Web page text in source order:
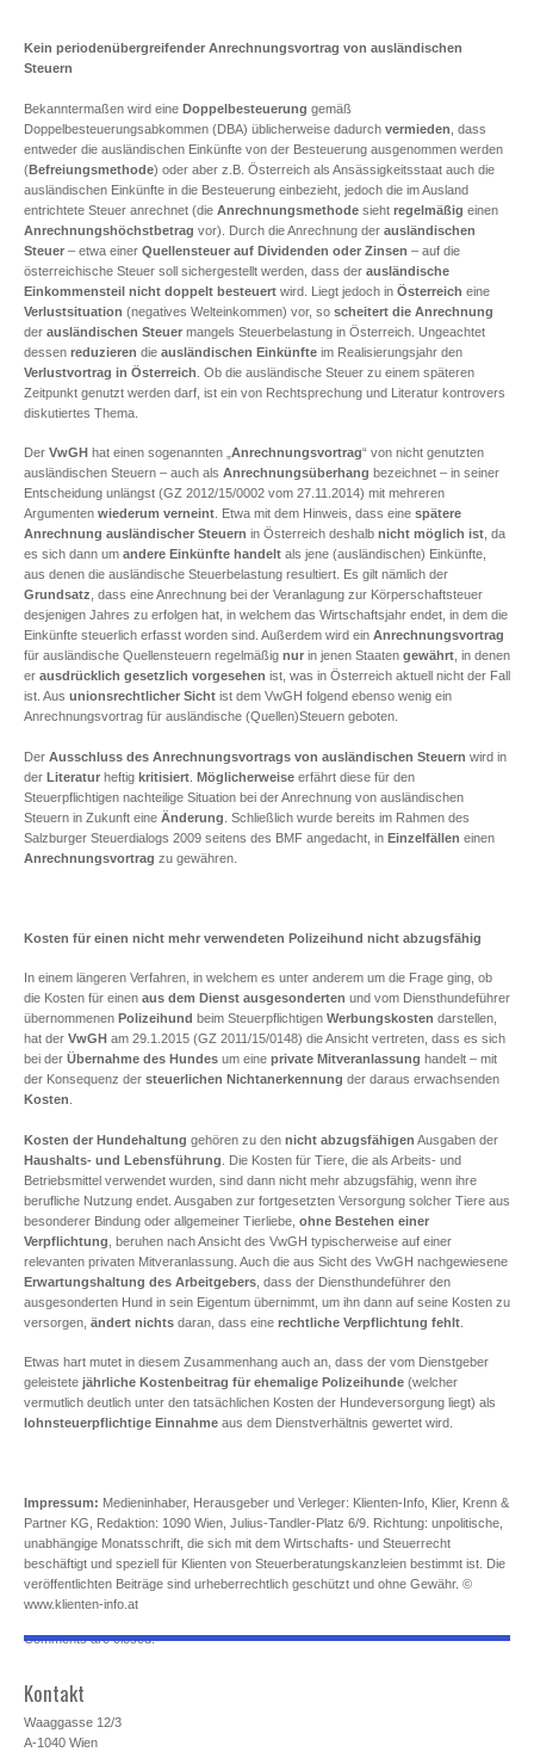
Kein periodenübergreifender Anrechnungsvortrag von ausländischen
Steuern
Bekanntermaßen wird eine Doppelbesteuerung gemäß
Doppelbesteuerungsabkommen (DBA) üblicherweise dadurch vermieden , dass
entweder die ausländischen Einkünfte von der Besteuerung ausgenommen werden
(Befreiungsmethode) oder aber z.B. Österreich als Ansässigkeitsstaat auch die
ausländischen Einkünfte in die Besteuerung einbezieht, jedoch die im Ausland
entrichtete Steuer anrechnet (die Anrechnungsmethode sieht regelmäßig einen
Anrechnungshöchstbetrag vor). Durch die Anrechnung der ausländischen
Steuer – etwa einer Quellensteuer auf Dividenden oder Zinsen – auf die
österreichische Steuer soll sichergestellt werden, dass der ausländische
Einkommensteil nicht doppelt besteuert wird. Liegt jedoch in Österreich eine
Verlustsituation (negatives Welteinkommen) vor, so scheitert die Anrechnung
der ausländischen Steuer mangels Steuerbelastung in Österreich. Ungeachtet
dessen reduzieren die ausländischen Einkünfte im Realisierungsjahr den
Verlustvortrag in Österreich . Ob die ausländische Steuer zu einem späteren
Zeitpunkt genutzt werden darf, ist ein von Rechtsprechung und Literatur kontrovers
diskutiertes Thema.
Der VwGH hat einen sogenannten „ Anrechnungsvortrag“ von nicht genutzten
ausländischen Steuern – auch als Anrechnungsüberhang bezeichnet – in seiner
Entscheidung unlängst (GZ 2012/15/0002 vom 27.11.2014) mit mehreren
Argumenten wiederum verneint . Etwa mit dem Hinweis, dass eine spätere
Anrechnung ausländischer Steuern in Österreich deshalb nicht möglich ist , da
es sich dann um andere Einkünfte handelt als jene (ausländischen) Einkünfte,
aus denen die ausländische Steuerbelastung resultiert. Es gilt nämlich der
Grundsatz , dass eine Anrechnung bei der Veranlagung zur Körperschaftsteuer
desjenigen Jahres zu erfolgen hat, in welchem das Wirtschaftsjahr endet, in dem die
Einkünfte steuerlich erfasst worden sind. Außerdem wird ein Anrechnungsvortrag
für ausländische Quellensteuern regelmäßig nur in jenen Staaten gewährt , in denen
er ausdrücklich gesetzlich vorgesehen ist, was in Österreich aktuell nicht der Fall
ist. Aus unionsrechtlicher Sicht ist dem VwGH folgend ebenso wenig ein
Anrechnungsvortrag für ausländische (Quellen)Steuern geboten.
Der Ausschluss des Anrechnungsvortrags von ausländischen Steuern wird in
der Literatur heftig kritisiert Möglicherweise erfährt diese für den
Steuerpflichtigen nachteilige Situation bei der Anrechnung von ausländischen
Steuern in Zukunft eine Änderung . Schließlich wurde bereits im Rahmen des
Salzburger Steuerdialogs 2009 seitens des BMF angedacht, in Einzelfällen einen
Anrechnungsvortrag zu gewähren.
Kosten für einen nicht mehr verwendeten Polizeihund nicht abzugsfähig
In einem längeren Verfahren, in welchem es unter anderem um die Frage ging, ob
die Kosten für einen aus dem Dienst ausgesonderten und vom Diensthundeführer
übernommenen Polizeihund beim Steuerpflichtigen Werbungskosten darstellen,
hat der VwGH am 29.1.2015 (GZ 2011/15/0148) die Ansicht vertreten, dass es sich
bei der Übernahme des Hundes um eine private Mitveranlassung handelt – mit
der Konsequenz der steuerlichen Nichtanerkennung der daraus erwachsenden
Kosten
Kosten der Hundehaltung gehören zu den nicht abzugsfähigen Ausgaben der
Haushalts- und Lebensführung . Die Kosten für Tiere, die als Arbeits- und
Betriebsmittel verwendet wurden, sind dann nicht mehr abzugsfähig, wenn ihre
berufliche Nutzung endet. Ausgaben zur fortgesetzten Versorgung solcher Tiere aus
besonderer Bindung oder allgemeiner Tierliebe, ohne Bestehen einer
Verpflichtung , beruhen nach Ansicht des VwGH typischerweise auf einer
relevanten privaten Mitveranlassung. Auch die aus Sicht des VwGH nachgewiesene
Erwartungshaltung des Arbeitgebers , dass der Diensthundeführer den
ausgesonderten Hund in sein Eigentum übernimmt, um ihn dann auf seine Kosten zu
versorgen, ändert nichts daran, dass eine rechtliche Verpflichtung fehlt
Etwas hart mutet in diesem Zusammenhang auch an, dass der vom Dienstgeber
geleistete jährliche Kostenbeitrag für ehemalige Polizeihunde (welcher
vermutlich deutlich unter den tatsächlichen Kosten der Hundeversorgung liegt) als
lohnsteuerpflichtige Einnahme aus dem Dienstverhältnis gewertet wird.
Impressum: Medieninhaber, Herausgeber und Verleger: Klienten-Info, Klier, Krenn &
Partner KG, Redaktion: 1090 Wien, Julius-Tandler-Platz 6/9. Richtung: unpolitische,
unabhängige Monatsschrift, die sich mit dem Wirtschafts- und Steuerrecht
beschäftigt und speziell für Klienten von Steuerberatungskanzleien bestimmt ist. Die
veröffentlichten Beiträge sind urheberrechtlich geschützt und ohne Gewähr. ©
www.klienten-info.at
Comments are closed.
Kontakt
Waaggasse 12/3
A-1040 Wien